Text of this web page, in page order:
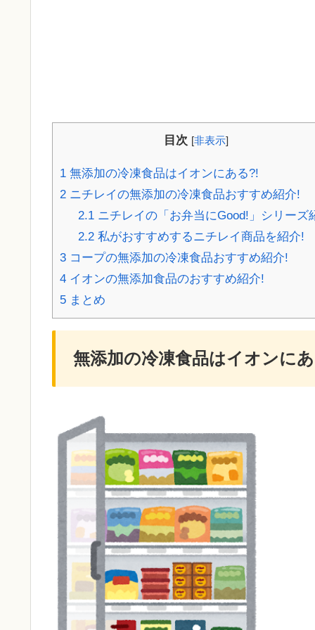
目次 [非表示]
1 無添加の冷凍食品はイオンにある?!
2 ニチレイの無添加の冷凍食品おすすめ紹介!
2.1ニチレイの「お弁当にGood!」シリーズ
2.2私がおすすめするニチレイ商品を紹介!
3 コープの無添加の冷凍食品おすすめ紹介!
4 イオンの無添加食品のおすすめ紹介!
5 まとめ
無添加の冷凍食品はイオンに